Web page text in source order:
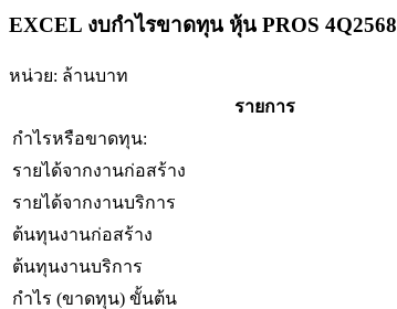
EXCEL งบกำไรขาดทุน หุ้น PROS 4Q2568
หน่วย: ล้านบาท
รายการ
กำไรหรือขาดทุน:
รายได้จากงานก่อสร้าง
รายได้จากงานบริการ
ต้นทุนงานก่อสร้าง
ต้นทุนงานบริการ
กำไร (ขาดทุน) ขั้นต้น